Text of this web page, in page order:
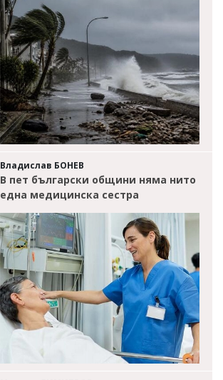
Владислав БОНЕВ
В пет български общини няма нито
една медицинска сестра